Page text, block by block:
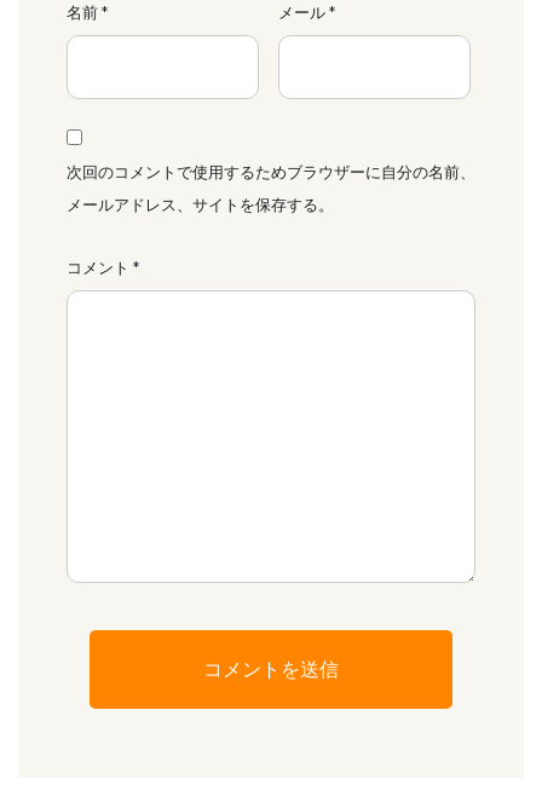
名前* メール*
次回のコメントで使用するためブラウザーに自分の名前、
メールアドレス、サイトを保存する。
コメント *